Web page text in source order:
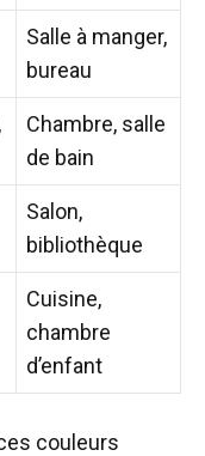
Salle à manger,
bureau
Chambre, salle
de bain
Salon,
bibliothèque
Cuisine,
chambre
d’enfant
couleurs